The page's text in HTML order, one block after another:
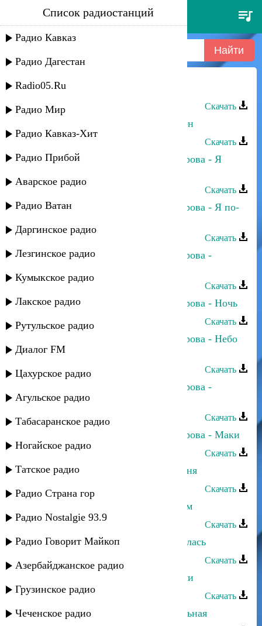
сергей лазарев - stumblin
Список радиостанций
Радио Кавказ
Радио Дагестан
Radio05.Ru
Радио Мир
Радио Кавказ-Хит
Радио Прибой
Аварское радио
Радио Ватан
Даргинское радио
Лезгинское радио
Кумыкское радио
Лакское радио
Рутульское радио
Диалог FM
Цахурское радио
Агульское радио
Табасаранское радио
Ногайское радио
Татское радио
Радио Страна гор
Радио Nostalgie 93.9
Радио Говорит Майкоп
Азербайджанское радио
Грузинское радио
Чеченское радио
Сергей Ильясафов - У реки
Скачать
Сергей Ильясафов - Арюсь ва хатон
Скачать
Сергей Ильясафов и Полина Питарова - Я
Скачать
Сергей Ильясафов и Полина Питарова - Я по-
Скачать
Сергей Ильясафов и Полина Питарова -
Скачать
Сергей Ильясафов и Полина Питарова - Ночь
Скачать
Сергей Ильясафов и Полина Питарова - Небо
над землей
Скачать
Сергей Ильясафов и Полина Питарова -
Мимоза
Скачать
Сергей Ильясафов и Полина Питарова - Маки
Скачать
Сергей Ильясафов - Ты сразила меня
Скачать
Сергей Ильясафов - С Новым годом
Скачать
Сергей Ильясафов - Не ты ли смеялась
Скачать
Сергей Ильясафов - Как мы любили
Скачать
Сергей Ильясафов - Инструментальная